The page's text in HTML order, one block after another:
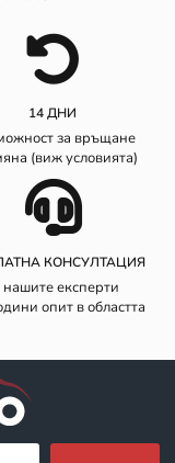
14 ДНИ
за връщане
(виж условията)
КОНСУЛТАЦИЯ
нашите експерти
опит в областта